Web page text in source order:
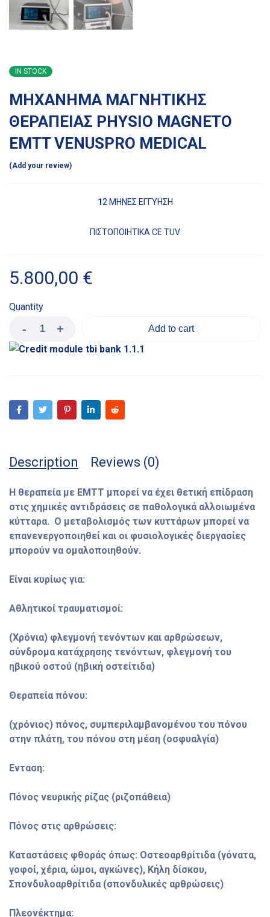
IN STOCK
ΜΗΧΑΝΗΜΑ ΜΑΓΝΗΤΙΚΗΣ
ΘΕΡΑΠΕΙΑΣ PHYSIO MAGNETO
EMTT VENUSPRO MEDICAL
Add your review
12 ΜΗΝΕΣ ΕΓΓΥΗΣΗ
ΠΙΣΤΟΠΟΙΗΤΙΚΑ CE TUV
5.800,00 €
Quantity
Add to cart
Description Reviews (0)
Η θεραπεία με EMTT μπορεί να έχει θετική επίδραση
στις χημικές αντιδράσεις σε παθολογικά αλλοιωμένα
κύτταρα. Ο μεταβολισμός των κυττάρων μπορεί να
επανενεργοποιηθεί και οι φυσιολογικές διεργασίες
μπορούν να ομαλοποιηθούν.
Είναι κυρίως για:
Αθλητικοί τραυματισμοί:
(Χρόνια) φλεγμονή τενόντων και αρθρώσεων,
σύνδρομα κατάχρησης τενόντων, φλεγμονή του
ηβικού οστού (ηβική οστείτιδα)
Θεραπεία πόνου:
(χρόνιος) πόνος, συμπεριλαμβανομένου του πόνου
στην πλάτη, του πόνου στη μέση (οσφυαλγία)
Ενταση:
Πόνος νευρικής ρίζας (ριζοπάθεια)
Πόνος στις αρθρώσεις:
Καταστάσεις φθοράς όπως: Οστεοαρθρίτιδα (γόνατα,
γοφοί, χέρια, ώμοι, αγκώνες), Κήλη δίσκου,
Σπονδυλοαρθρίτιδα (σπονδυλικές αρθρώσεις)
Πλεονέκτημα: